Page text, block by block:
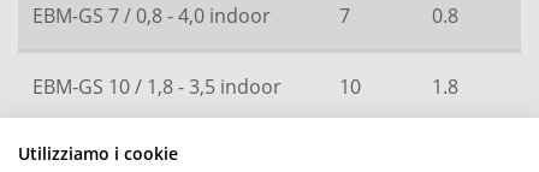
Utilizziamo i cookie
EBM-GS 7 / 0,8 - 4,0 indoor 7 0.8
EBM-GS 10 / 1,8 - 3,5 indoor 10 1.8
EBM-GS 10 / 3,0 - 5,0 indoor